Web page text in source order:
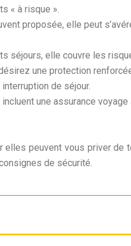
« à risque ».
proposée, elle peut
elle couvre les
une protection
de séjour.
une assurance
peuvent vous priver
de sécurité.